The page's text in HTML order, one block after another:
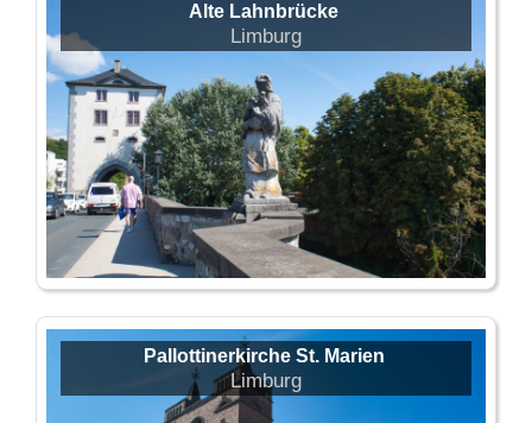
Alte Lahnbrücke
Limburg
Pallottinerkirche St. Marien
Limburg